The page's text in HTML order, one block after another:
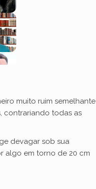
muito ruim semelhante
contrariando todas as
devagar sob sua
algo em torno de 20 cm